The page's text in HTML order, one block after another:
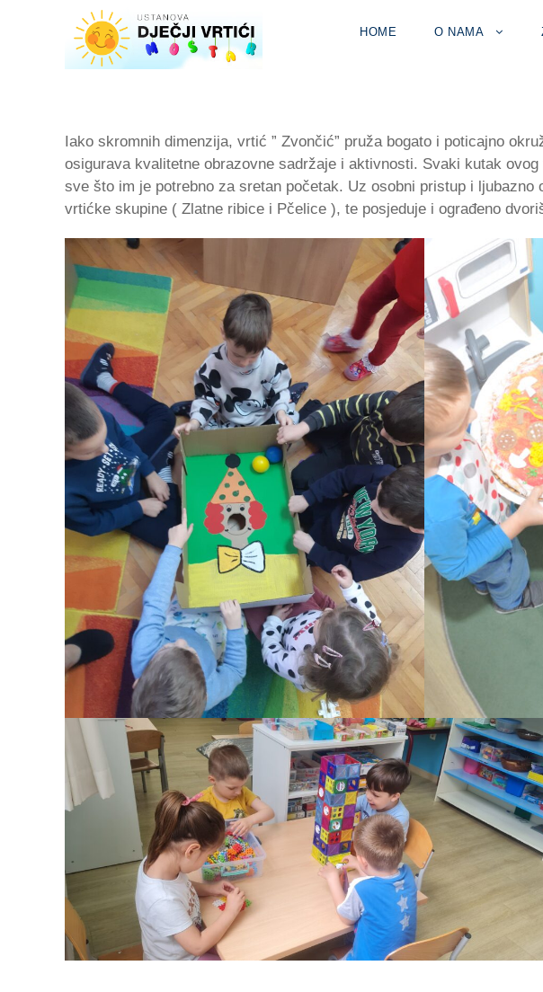
HOME O NAMA
Iako skromnih dimenzija, vrtić ” Zvončić” pruža bogato i poticajno
osigurava kvalitetne obrazovne sadržaje i aktivnosti. Svaki kutak
sve što im je potrebno za sretan početak. Uz osobni pristup i
vrtićke skupine ( Zlatne ribice i Pčelice ), te posjeduje i ograđeno